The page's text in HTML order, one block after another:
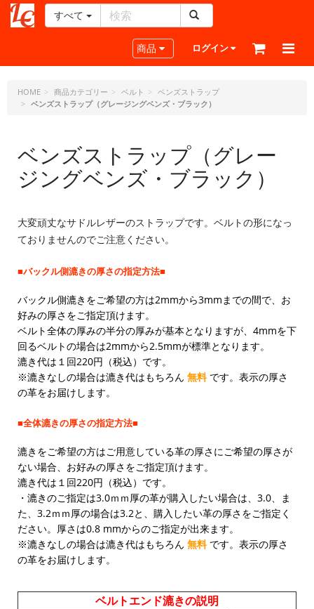
ー
ラ
フ
ッ
ト・
ジ
ピ
ー
すべて
Toggle navigation
商品 ログイン
HOME 商品カテゴリー ベルト
ベンズストラップ
ベンズストラップ（グレージングベンズ・ブラック）
ベンズストラップ（グレー
ジングベンズ・ブラック）
大変頑丈なサドルレザーのストラップです。ベルトの形になっ
ておりませんのでご注意ください。
■バックル側漉きの厚さの指定方法■
バックル側漉きをご希望の方は2mmから3mmまでの間で、お
好みの厚さをご指定頂けます。
ベルト全体の厚みの半分の厚みが基本となりますが、4mmを下
回るベルトの場合は2mmから2.5mmが標準となります。
漉き代は１回220円（税込）です。
※漉きなしの場合は漉き代はもちろん 無料 です。表示の厚さ
の革をお届けします。
■全体漉きの厚さの指定方法■
漉きをご希望の方はご用意している革の厚さにご希望の厚さが
ない場合、お好みの厚さをご指定頂けます。
漉き代は１回220円（税込）です。
・漉きのご指定は3.0ｍｍ厚の革が購入したい場合は、3.0、ま
た、3.2ｍｍ厚の場合は3.2と、購入したい革の厚さをご指定く
ださい。厚さは0.8 mmからのご指定が出来ます。
※漉きなしの場合は漉き代はもちろん 無料 です。表示の厚さ
の革をお届けします。
ベルトエンド漉きの説明